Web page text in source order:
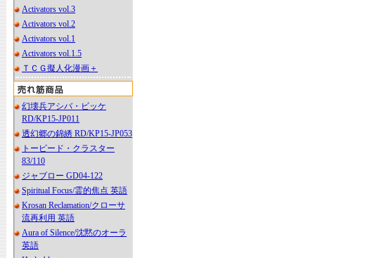
Activators vol.3
Activators vol.2
Activators vol.1
Activators vol.1.5
ＴＣＧ擬人化漫画＋
幻壊兵アシバ・ビッケ
RD/KP15-JP011
透幻郷の錦綉 RD/KP15-JP053
トーピード・クラスター
83/110
ジャブロー GD04-122
Spiritual Focus/霊的焦点 英語
Krosan Reclamation/クローサ
流再利用 英語
Aura of Silence/沈黙のオーラ
英語